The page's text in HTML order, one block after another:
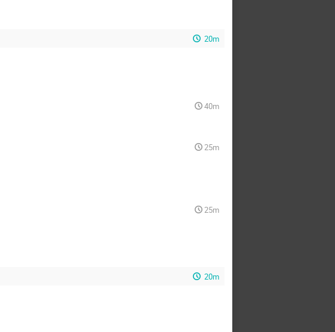
20m
40m
25m
25m
20m